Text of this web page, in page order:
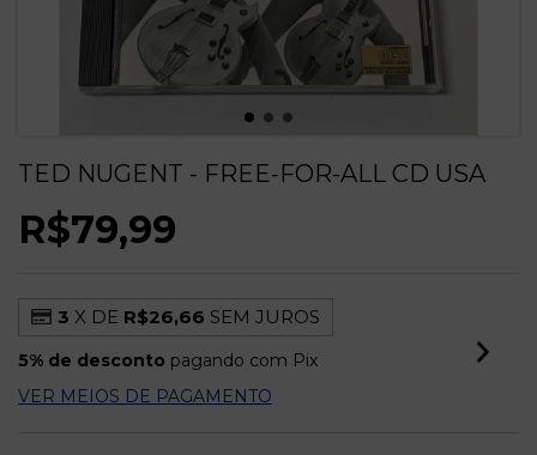
TED NUGENT - FREE-FOR-ALL CD USA
R$79,99
3 X DE R$26,66 SEM JUROS
5% de desconto pagando com Pix
VER MEIOS DE PAGAMENTO